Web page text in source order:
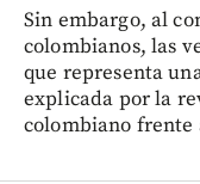
Sin embargo, al
colombianos, las
que representa
explicada por la
colombiano frente